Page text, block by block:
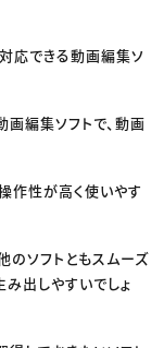
応できる動画編集ソ
編集ソフトで、動画
作性が高く使いやす
ソフトともスムーズ
出しやすいでしょ